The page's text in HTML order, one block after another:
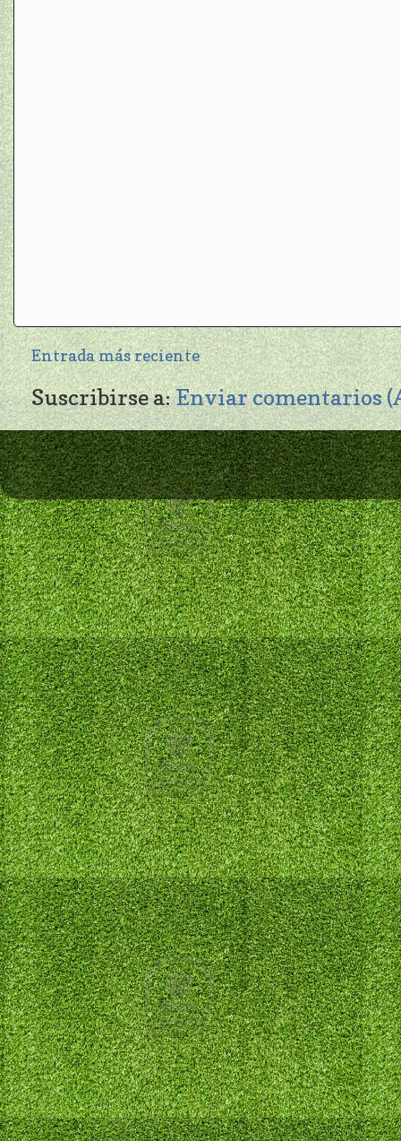
Entrada más reciente
Suscribirse a:Enviar comentarios